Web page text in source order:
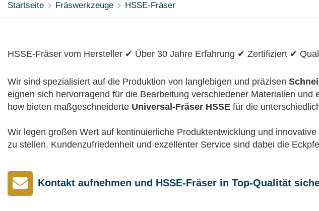
Startseite Fräswerkzeuge HSSE-Fräser
HSSE-Fräser vom Hersteller ✔ Über 30 Jahre Erfahrung ✔ Zertifiziert ✔
Wir sind spezialisiert auf die Produktion von langlebigen und präzisen
eignen sich hervorragend für die Bearbeitung verschiedener Materialien
how bieten maßgeschneiderte Universal-Fräser HSSE für die
Wir legen großen Wert auf kontinuierliche Produktentwicklung und
zu stellen. Kundenzufriedenheit und exzellenter Service sind dabei die
Kontakt aufnehmen und HSSE-Fräser in Top-Qualität